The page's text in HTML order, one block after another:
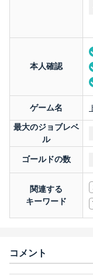
本人確認
ゲーム名
最大のジョブレベ
ル
ゴールドの数
関連する
キーワード
コメント